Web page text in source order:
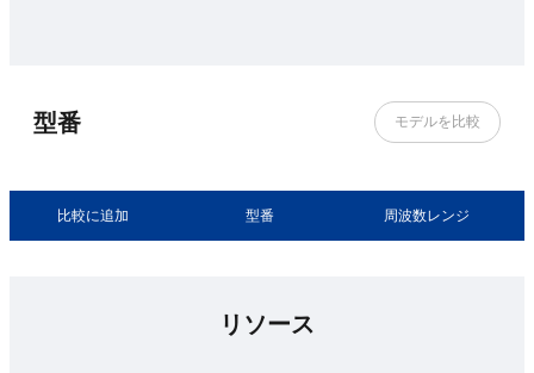
型番 モデルを比較
比較に追加 型番 周波数レンジ
リソース